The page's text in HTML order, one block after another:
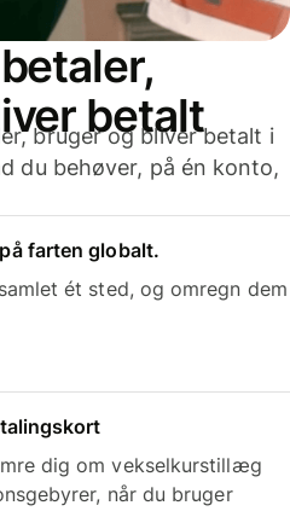
betalt
bruger og bliver betalt i
du behøver, på én konto,
farten globalt.
ét sted, og omregn dem
dig om vekselkurstillæg
når du bruger